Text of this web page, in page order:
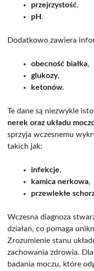
przejrzystość,
pH .
Dodatkowo zawiera
obecność białka,
glukozy,
ketonów.
Te dane są niezwykle
nerek oraz układu
sprzyja wczesnemu
takich jak:
infekcje,
kamica nerkowa,
przewlekłe
Wczesna diagnoza
działań, co pomaga
Zrozumienie stanu
zachowania zdrowia.
badania moczu, które